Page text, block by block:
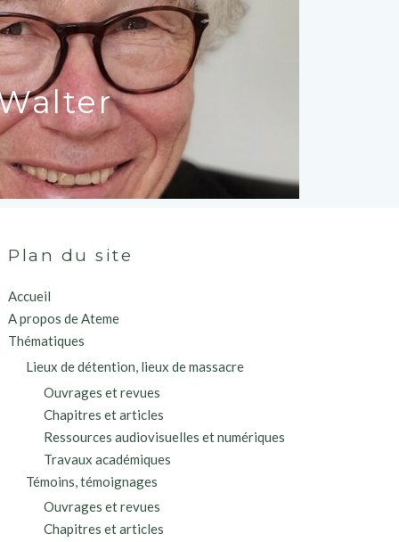
Plan du site
Accueil
A propos de Ateme
Thématiques
Lieux de détention, lieux de massacre
Ouvrages et revues
Chapitres et articles
Ressources audiovisuelles et numériques
Travaux académiques
Témoins, témoignages
Ouvrages et revues
Chapitres et articles